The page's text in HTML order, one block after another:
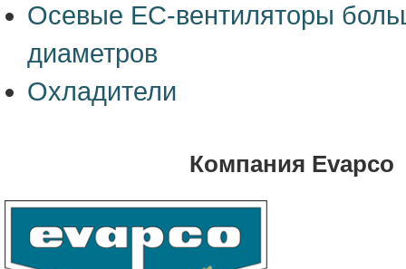
Осевые ЕС-вентиляторы
диаметров
Охладители
Компания Evapco